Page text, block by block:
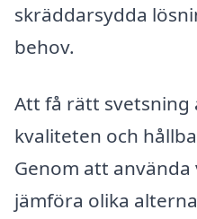
skräddarsydda
behov.
Att få rätt
kvaliteten och
Genom att
jämföra olika